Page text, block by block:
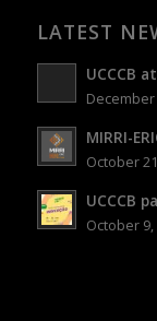
LATEST
UCCCB
December
MIRRI-
October
UCCCB
October 9,